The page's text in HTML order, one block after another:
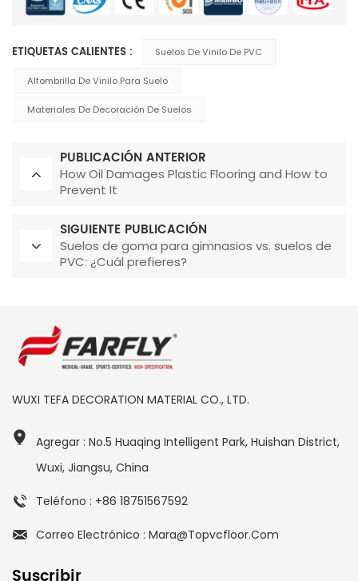
ETIQUETAS CALIENTES : Suelos De Vinilo De PVC
Alfombrilla De Vinilo Para Suelo
Materiales De Decoración De Suelos
PUBLICACIÓN ANTERIOR
How Oil Damages Plastic Flooring and How to
Prevent It
SIGUIENTE PUBLICACIÓN
Suelos de goma para gimnasios vs. suelos de
PVC: ¿Cuál prefieres?
WUXI TEFA DECORATION MATERIAL CO., LTD.
Agregar : No.5 Huaqing Intelligent Park, Huishan District,
Wuxi, Jiangsu, China
Teléfono : +86 18751567592
Correo Electrónico : Mara@topvcfloor.com